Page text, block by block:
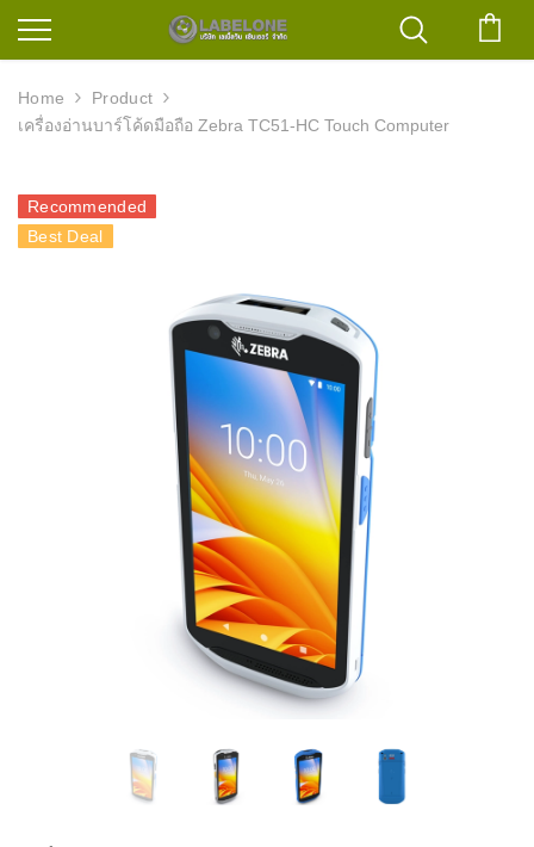
Home
Product
เครื่องอ่านบาร์โค้ดมือถือ Zebra TC51-HC Touch Computer
Recommended
Best Deal